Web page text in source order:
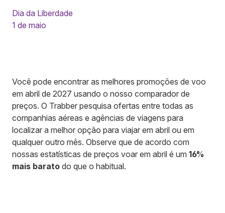
Dia da Liberdade
1 de maio
Você pode encontrar as melhores promoções de voo
em abril de 2027 usando o nosso comparador de
preços. O Trabber pesquisa ofertas entre todas as
companhias aéreas e agências de viagens para
localizar a melhor opção para viajar em abril ou em
qualquer outro mês. Observe que de acordo com
nossas estatísticas de preços voar em abril é um 16%
mais barato do que o habitual.